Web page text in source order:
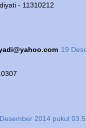
- 11310212
19
2014 pukul